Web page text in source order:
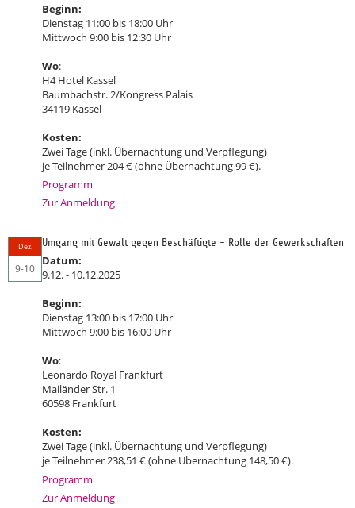
Beginn:
Dienstag 11:00 bis 18:00 Uhr
Mittwoch 9:00 bis 12:30 Uhr
Wo:
H4 Hotel Kassel
Baumbachstr. 2/Kongress Palais
34119 Kassel
Kosten:
Zwei Tage (inkl. Übernachtung und Verpflegung)
je Teilnehmer 204 € (ohne Übernachtung 99 €).
Programm
Zur Anmeldung
Dez.
9-10
Umgang mit Gewalt gegen Beschäftigte - Rolle der Gewerkschaften
Datum:
9.12. - 10.12.2025
Beginn:
Dienstag 13:00 bis 17:00 Uhr
Mittwoch 9:00 bis 16:00 Uhr
Wo:
Leonardo Royal Frankfurt
Mailänder Str. 1
60598 Frankfurt
Kosten:
Zwei Tage (inkl. Übernachtung und Verpflegung)
je Teilnehmer 238,51 € (ohne Übernachtung 148,50 €).
Programm
Zur Anmeldung